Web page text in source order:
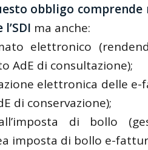
obbligo comprende
ma anche:
elettronico
AdE di consultazione);
elettronica delle
di conservazione);
di bollo
imposta di bollo e-